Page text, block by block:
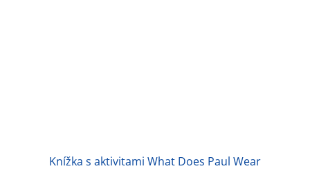
Knížka s aktivitami What Does Paul Wear